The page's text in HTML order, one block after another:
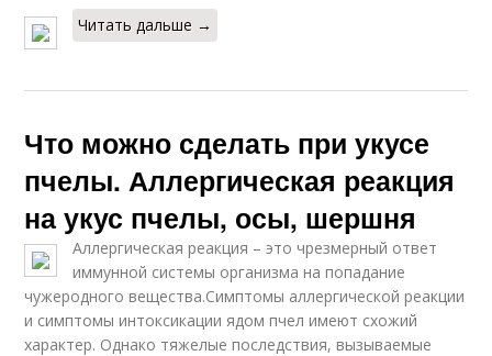
Читать дальше →
Что можно сделать при укусе
пчелы. Аллергическая реакция
на укус пчелы, осы, шершня
Аллергическая реакция – это чрезмерный ответ
иммунной системы организма на попадание
чужеродного вещества.Симптомы аллергической реакции
и симптомы интоксикации ядом пчел имеют схожий
характер. Однако тяжелые последствия, вызываемые